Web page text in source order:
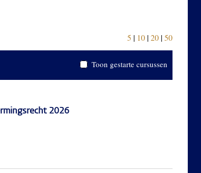
5 | 10|20|50
Toon gestarte cursussen
2026